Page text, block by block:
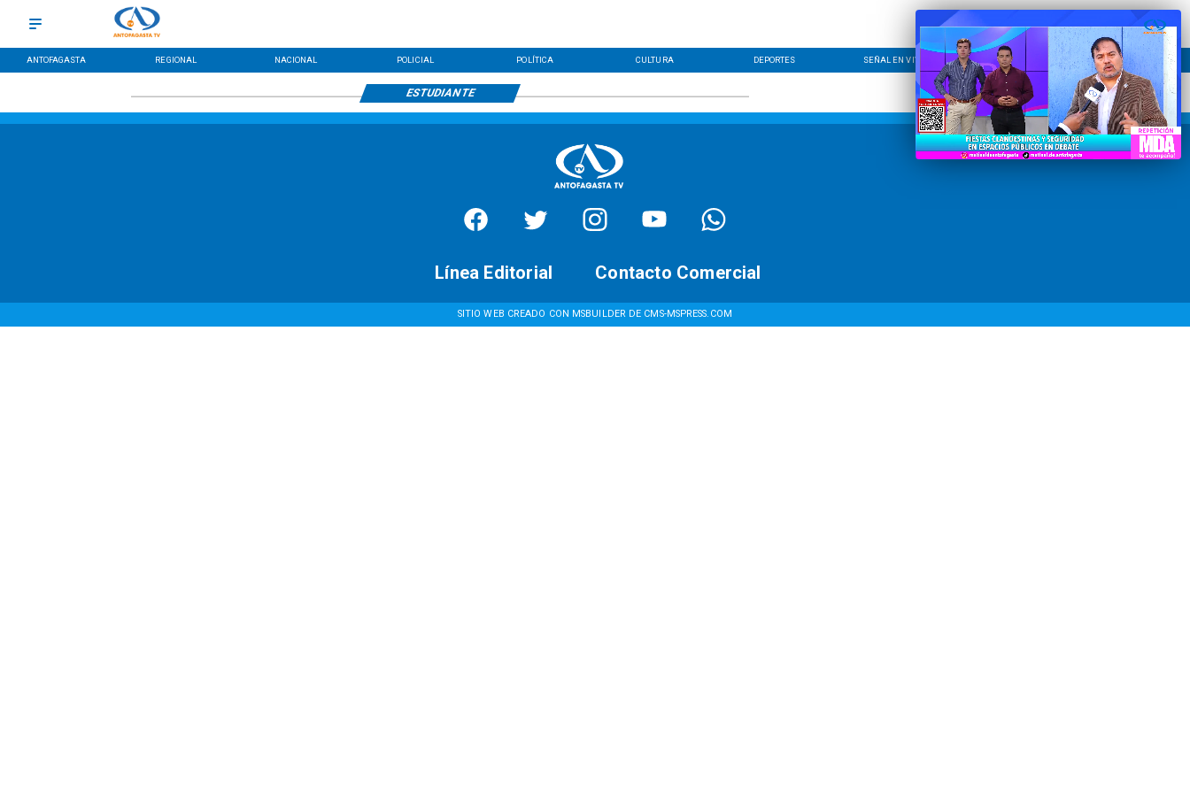
ANTOFAGASTA REGIONAL NACIONAL POLICIAL POLÍTICA CULTURA DEPORTES SEÑAL EN VIVO CONTACTO LÍNEA EDITORIAL
ESTUDIANTE
SITIO WEB CREADO CON MSBUILDER DE CMS-MSPRESS.COM
Contacto Comercial
Línea Editorial